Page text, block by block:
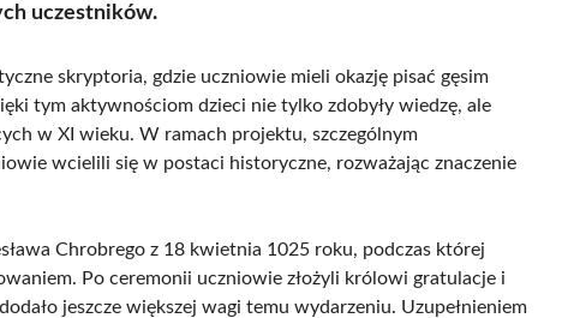
uczestników.
skryptoria, gdzie uczniowie mieli okazję pisać gęsim
tym aktywnościom dzieci nie tylko zdobyły wiedzę, ale
w XI wieku. W ramach projektu, szczególnym
wcielili się w postaci historyczne, rozważając znaczenie
Chrobrego z 18 kwietnia 1025 roku, podczas której
Po ceremonii uczniowie złożyli królowi gratulacje i
jeszcze większej wagi temu wydarzeniu. Uzupełnieniem